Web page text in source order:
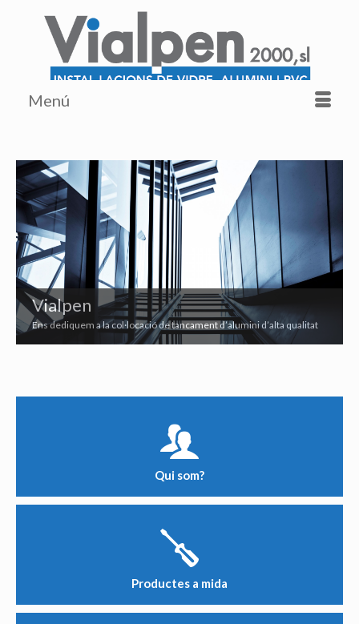
Menú
Vialpen
Ens dediquem a la col·locació de tancament d’alumini d’alta qualitat
Qui som?
Productes a mida